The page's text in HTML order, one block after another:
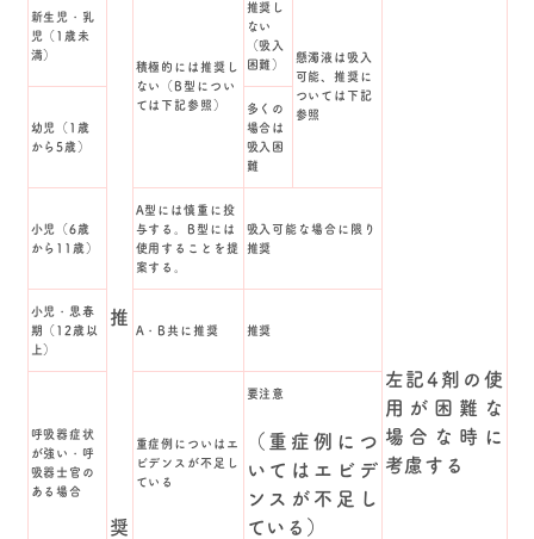
新生児・乳
児（1歳未
満）
推
奨
積極的には推奨し
ない（B型につい
ては下記参照）
推奨し
ない
（吸入
困難）
懸濁液は吸入
可能、推奨に
ついては下記
参照
左記4剤の使
用が困難な
場合な時に
考慮する
幼児（1歳
から5歳）
多くの
場合は
吸入困
難
小児（6歳
から11歳）
A型には慎重に投
与する。B型には
使用することを提
案する。
吸入可能な場合に限り
推奨
小児・思春
期（12歳以
上）
A・B共に推奨 推奨
呼吸器症状
が強い・呼
吸器士官の
ある場合
重症例についはエ
ビデンスが不足し
ている
要注意
（重症例につ
いてはエビデ
ンスが不足し
ている）